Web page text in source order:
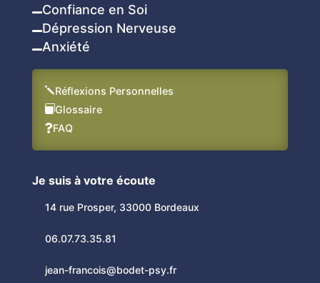
Confiance en Soi
Dépression Nerveuse
Anxiété
jRéflexions Personnelles
Glossaire
FAQ
Je suis à votre écoute
14 rue Prosper, 33000 Bordeaux
06.07.73.35.81
jean-francois@bodet-psy.fr